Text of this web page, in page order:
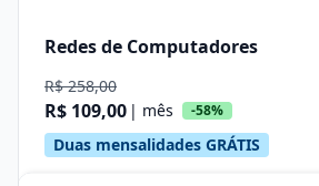
Redes de Computadores
R$ 258,00
R$ 109,00 | mês -58%
Duas mensalidades GRÁTIS